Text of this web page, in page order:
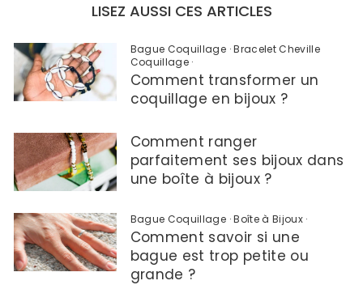
LISEZ AUSSI CES ARTICLES
Bague Coquillage ·Bracelet Cheville
Coquillage ·
Comment transformer un
coquillage en bijoux ?
Comment ranger
parfaitement ses bijoux dans
une boîte à bijoux ?
Bague Coquillage ·Boîte à Bijoux ·
Comment savoir si une
bague est trop petite ou
grande ?